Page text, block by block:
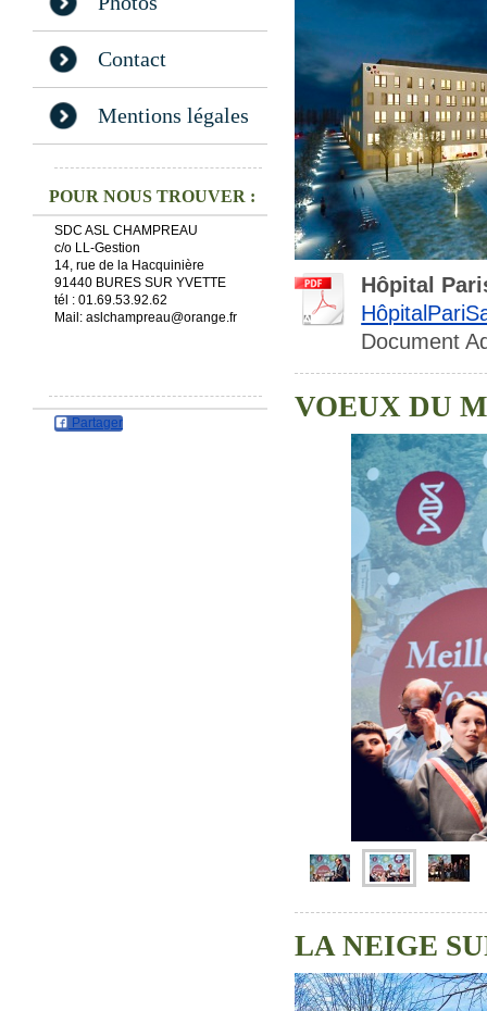
Contact
Mentions légales
POUR NOUS TROUVER :
SDC ASL CHAMPREAU
c/o LL-Gestion
14, rue de la Hacquinière
91440 BURES SUR YVETTE
tél : 01.69.53.92.62
Mail: aslchampreau@orange.fr
Partager
Hôpital
Document
VOEUX DU
LA NEIGE